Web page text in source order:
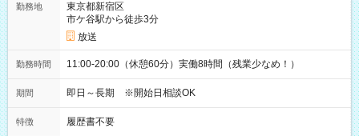
勤務地
東京都新宿区
市ケ谷駅から徒歩3分
放送
勤務時間 11:00-20:00（休憩60分）実働8時間（残業少なめ！）
期間 即日～長期 ※開始日相談OK
特徴 履歴書不要